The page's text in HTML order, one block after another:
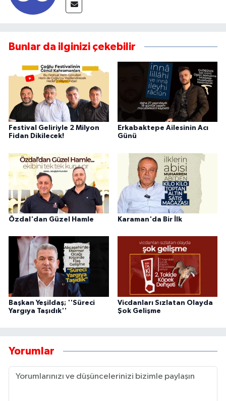
Bunlar da ilginizi çekebilir
Festival Geliriyle 2 Milyon
Fidan Dikilecek!
Erkabaktepe Ailesinin Acı
Günü
Özdal'dan Güzel Hamle Karaman'da Bir İlk
Başkan Yeşildaş; ''Süreci
Yargıya Taşıdık''
Vicdanları Sızlatan Olayda
Şok Gelişme
Yorumlar